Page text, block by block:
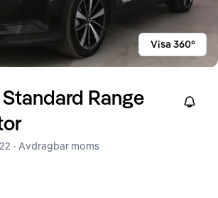
Visa 360°
Standard Range
Right
· Avdragbar moms